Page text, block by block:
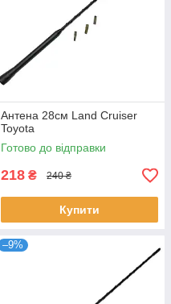
Антена 28см Land Cruiser
Toyota
Готово до відправки
218 ₴ 240 ₴
Купити
–9%